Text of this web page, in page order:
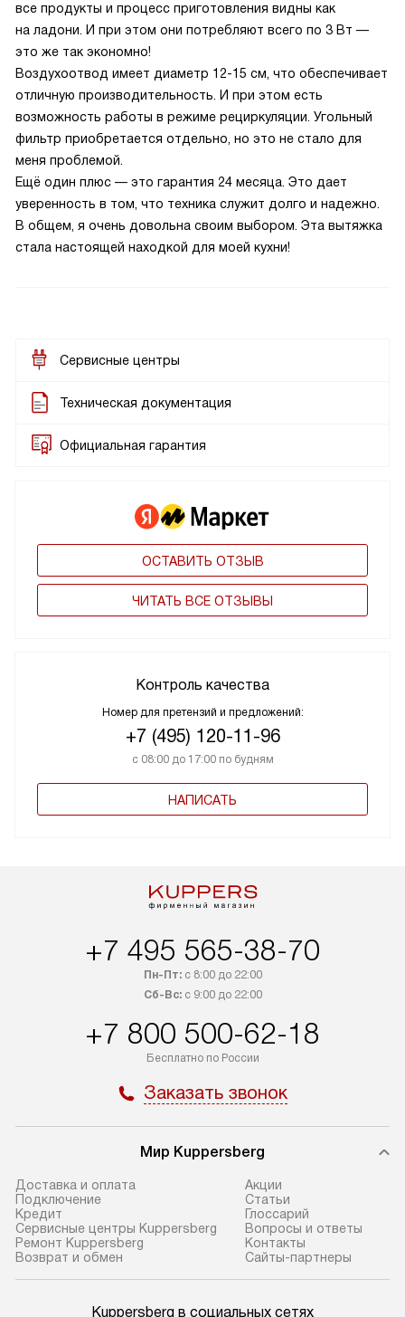
все продукты и процесс приготовления видны как
на ладони. И при этом они потребляют всего по 3 Вт —
это же так экономно!
Воздухоотвод имеет диаметр 12-15 см, что обеспечивает
отличную производительность. И при этом есть
возможность работы в режиме рециркуляции. Угольный
фильтр приобретается отдельно, но это не стало для
меня проблемой.
Ещё один плюс — это гарантия 24 месяца. Это дает
уверенность в том, что техника служит долго и надежно.
В общем, я очень довольна своим выбором. Эта вытяжка
стала настоящей находкой для моей кухни!
Сервисные центры
Техническая документация
Официальная гарантия
ОСТАВИТЬ ОТЗЫВ
ЧИТАТЬ ВСЕ ОТЗЫВЫ
Контроль качества
Номер для претензий и предложений:
+7 (495) 120-11-96
с 08:00 до 17:00 по будням
НАПИСАТЬ
+7 495 565-38-70
Пн-Пт:с 8:00 до 22:00
Сб-Вс:с 9:00 до 22:00
+7 800 500-62-18
Бесплатно по России
Заказать звонок
Мир Kuppersberg
Доставка и оплата
Подключение
Кредит
Сервисные центры Kuppersberg
Ремонт Kuppersberg
Возврат и обмен
Акции
Cтатьи
Глоссарий
Вопросы и ответы
Контакты
Сайты-партнеры
Kuppersberg в социальных сетях